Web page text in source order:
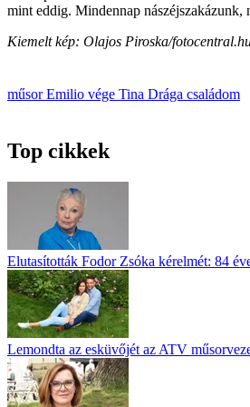
mint eddig. Mindennap nászéjszakázunk,
Kiemelt kép: Olajos Piroska/
műsorEmilio vége Tina Drága családom
Top cikkek
Elutasították Fodor Zsóka kérelmét: 84
Lemondta az esküvőjét az ATV